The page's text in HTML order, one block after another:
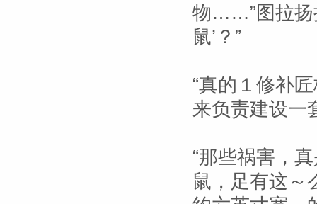
物……”图拉扬
鼠’？”
“真的１修补
来负责建设一
“那些祸害，
鼠，足有这～